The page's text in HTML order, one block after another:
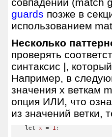
guards позже в
использованием
Несколько
проверять
синтаксис |,
Например, в
значения x веткам
опция ИЛИ, что
из значений ветки,
let x = 1 ;